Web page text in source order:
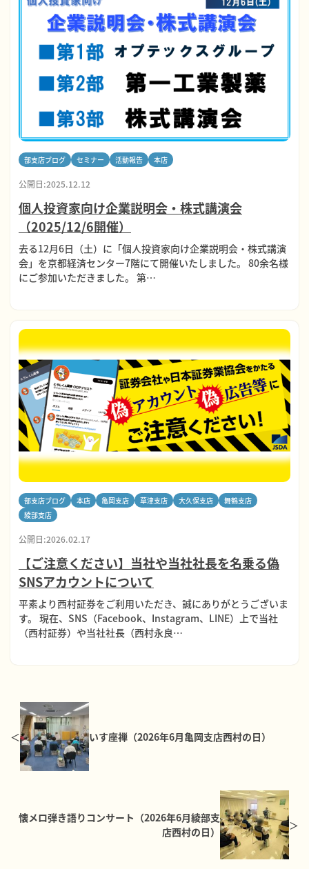
部支店ブログ セミナー 活動報告 本店
公開日:2025.12.12
個人投資家向け企業説明会・株式講演会
（2025/12/6開催）
去る12月6日（土）に「個人投資家向け企業説明会・株式講演
会」を京都経済センター7階にて開催いたしました。 80余名様
にご参加いただきました。 第…
部支店ブログ 本店 亀岡支店 草津支店 大久保支店
舞鶴支店
綾部支店
公開日:2026.02.17
【ご注意ください】当社や当社社長を名乗る偽
SNSアカウントについて
平素より西村証券をご利用いただき、誠にありがとうございま
す。 現在、SNS（Facebook、Instagram、LINE）上で当社
（西村証券）や当社社長（西村永良…
いす座禅（2026年6月亀岡支店西村の日）
懐メロ弾き語りコンサート（2026年6月綾部支
店西村の日）